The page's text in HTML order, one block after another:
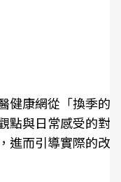
」出發，透過醫
對亞健康的認